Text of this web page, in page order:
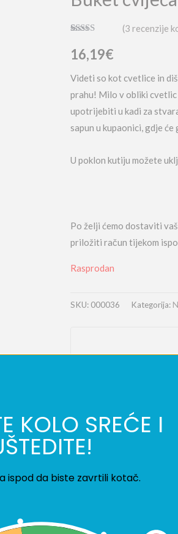
ocjene:5.00
od ukupno 5
(3 recenzije
16,19€
Videti so kot cvetlice in
prahu! Milo v obliki
upotrijebiti u kadi za
sapun u kupaonici, gdje
U poklon kutiju možete
Po želji ćemo dostaviti
priložiti račun tijekom
Rasprodan
SKU: 000036 Kategorija:
opustite se i gledajte kako se lijepo
Sapun u drugačijem obliku nego što ste
KOLO SREĆE I
ispod da biste zavrtili kotač.